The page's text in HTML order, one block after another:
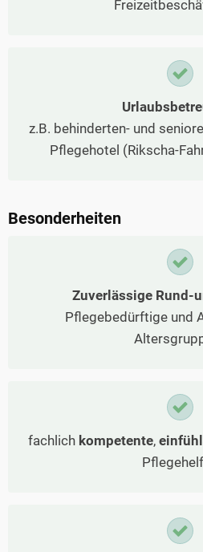
z.B. behinderten- und
Pflegehotel (Rikscha-
Besonderheiten
Zuverlässige Rund-
Pflegebedürftige und
fachlich kompetente,